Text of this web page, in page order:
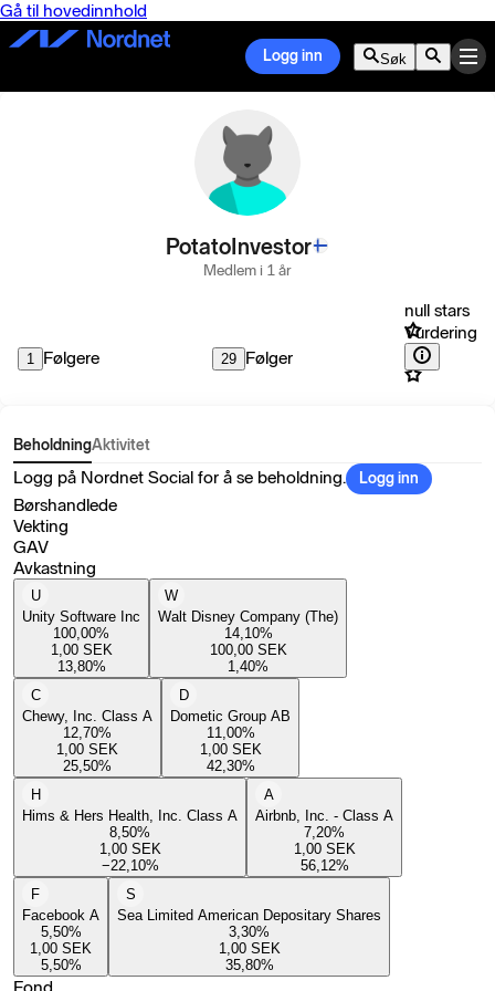
Gå til hovedinnhold
Logg inn Søk
PotatoInvestor
Medlem i 1 år
1 Følgere 29 Følger
null stars
Vurdering
BeholdningAktivitet
Logg på Nordnet Social for å se beholdning. Logg inn
Børshandlede
Vekting
GAV
Avkastning
U
Unity Software Inc
100,00%
1,00 SEK
13,80%
W
Walt Disney Company (The)
14,10%
100,00 SEK
1,40%
C
Chewy, Inc. Class A
12,70%
1,00 SEK
25,50%
D
Dometic Group AB
11,00%
1,00 SEK
42,30%
H
Hims & Hers Health, Inc. Class A
8,50%
1,00 SEK
−22,10%
A
Airbnb, Inc. - Class A
7,20%
1,00 SEK
56,12%
F
Facebook A
5,50%
1,00 SEK
5,50%
S
Sea Limited American Depositary Shares
3,30%
1,00 SEK
35,80%